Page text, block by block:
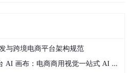
与跨境电商平台架构规范
：电商商用视觉一站式 AI 生成平台落地解析